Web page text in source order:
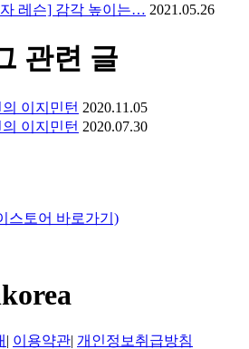
레슨] 감각 높이는… 2021.05.26
관련 글
이지민턴 2020.11.05
이지민턴 2020.07.30
| 이용약관| 개인정보취급방침